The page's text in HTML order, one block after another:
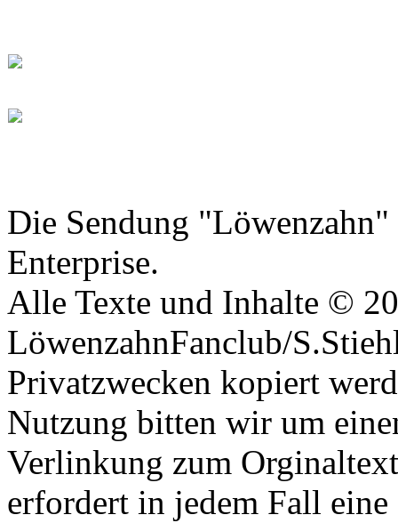
Die Sendung
Enterprise.
Alle Texte und Inhalte ©
LöwenzahnFanclub/
Privatzwecken kopiert
Nutzung bitten wir um
Verlinkung zum
erfordert in jedem Fall